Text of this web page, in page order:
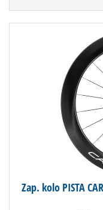
Zap. kolo PISTA